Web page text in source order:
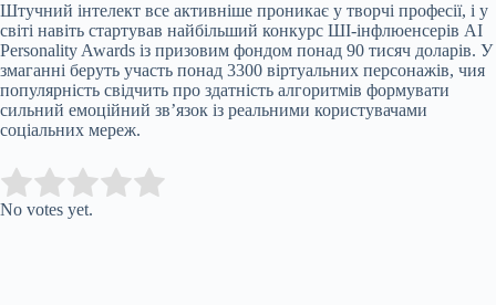
Штучний інтелект все активніше проникає у творчі професії, і у
світі навіть стартував найбільший конкурс ШІ-інфлюенсерів AI
Personality Awards із призовим фондом понад 90 тисяч доларів. У
змаганні беруть участь понад 3300 віртуальних персонажів, чия
популярність свідчить про здатність алгоритмів формувати
сильний емоційний зв’язок із реальними користувачами
соціальних мереж.
Rate this item:
No votes yet.